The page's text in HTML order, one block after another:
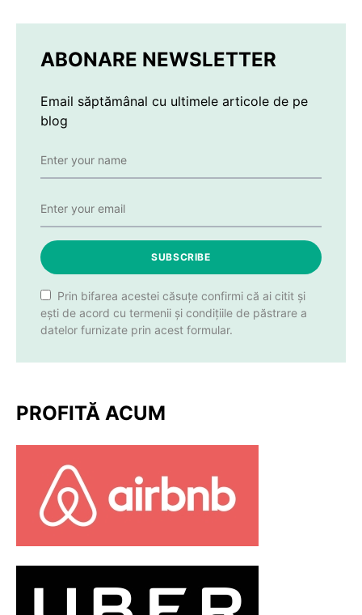
ABONARE NEWSLETTER
Email săptămânal cu ultimele articole de pe
blog
SUBSCRIBE
Prin bifarea acestei căsuțe confirmi că ai citit și
ești de acord cu termenii și condițiile de păstrare a
datelor furnizate prin acest formular.
PROFITĂ ACUM